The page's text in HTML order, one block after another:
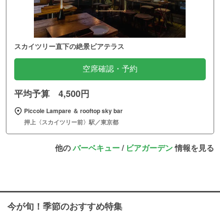
スカイツリー直下の絶景ビアテラス
空席確認・予約
平均予算 4,500円
Piccole Lampare ＆ rooftop sky bar
押上〈スカイツリー前〉駅／東京都
他のバーベキュー/ ビアガーデン情報を見る
今が旬！季節のおすすめ特集